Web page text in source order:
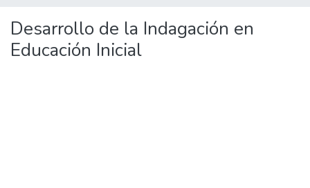
Desarrollo de la Indagación en
Educación Inicial